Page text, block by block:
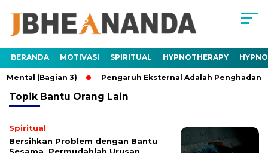
BERANDA MOTIVASI SPIRITUAL HYPNOTHERAPY
(Bagian 3) Pengaruh Eksternal Adalah Penghadang
Topik Bantu Orang Lain
Spiritual
Bersihkan Problem dengan Bantu